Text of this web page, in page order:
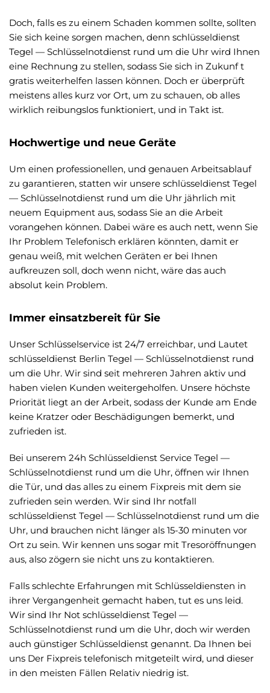
Doch, falls es zu einem Schaden kommen sollte, sollten
Sie sich keine sorgen machen, denn schlüsseldienst
Tegel — Schlüsselnotdienst rund um die Uhr wird Ihnen
eine Rechnung zu stellen, sodass Sie sich in Zukunf t
gratis weiterhelfen lassen können. Doch er überprüft
meistens alles kurz vor Ort, um zu schauen, ob alles
wirklich reibungslos funktioniert, und in Takt ist.
Hochwertige und neue Geräte
Um einen professionellen, und genauen Arbeitsablauf
zu garantieren, statten wir unsere schlüsseldienst Tegel
— Schlüsselnotdienst rund um die Uhr jährlich mit
neuem Equipment aus, sodass Sie an die Arbeit
vorangehen können. Dabei wäre es auch nett, wenn Sie
Ihr Problem Telefonisch erklären könnten, damit er
genau weiß, mit welchen Geräten er bei Ihnen
aufkreuzen soll, doch wenn nicht, wäre das auch
absolut kein Problem.
Immer einsatzbereit für Sie
Unser Schlüsselservice ist 24/7 erreichbar, und Lautet
schlüsseldienst Berlin Tegel — Schlüsselnotdienst rund
um die Uhr. Wir sind seit mehreren Jahren aktiv und
haben vielen Kunden weitergeholfen. Unsere höchste
Priorität liegt an der Arbeit, sodass der Kunde am Ende
keine Kratzer oder Beschädigungen bemerkt, und
zufrieden ist.
Bei unserem 24h Schlüsseldienst Service Tegel —
Schlüsselnotdienst rund um die Uhr, öffnen wir Ihnen
die Tür, und das alles zu einem Fixpreis mit dem sie
zufrieden sein werden. Wir sind Ihr notfall
schlüsseldienst Tegel — Schlüsselnotdienst rund um die
Uhr, und brauchen nicht länger als 15-30 minuten vor
Ort zu sein. Wir kennen uns sogar mit Tresoröffnungen
aus, also zögern sie nicht uns zu kontaktieren.
Falls schlechte Erfahrungen mit Schlüsseldiensten in
ihrer Vergangenheit gemacht haben, tut es uns leid.
Wir sind Ihr Not schlüsseldienst Tegel —
Schlüsselnotdienst rund um die Uhr, doch wir werden
auch günstiger Schlüsseldienst genannt. Da Ihnen bei
uns Der Fixpreis telefonisch mitgeteilt wird, und dieser
in den meisten Fällen Relativ niedrig ist.